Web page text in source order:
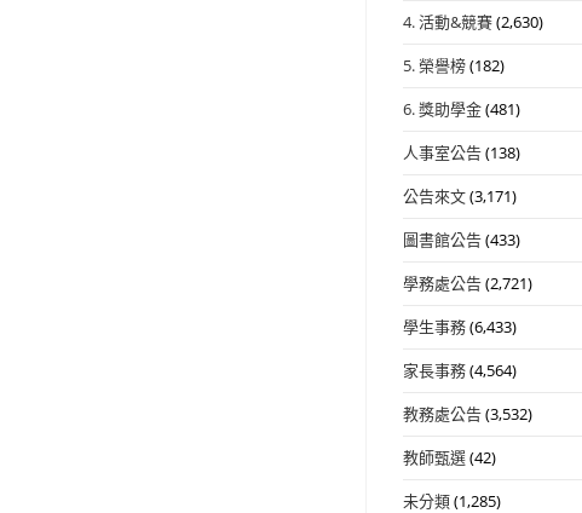
4. 活動&競賽(2,630)
5. 榮譽榜(182)
6. 獎助學金(481)
人事室公告(138)
公告來文(3,171)
圖書館公告(433)
學務處公告(2,721)
學生事務(6,433)
家長事務(4,564)
教務處公告(3,532)
教師甄選(42)
未分類(1,285)